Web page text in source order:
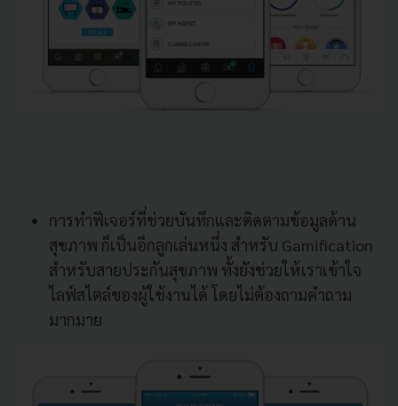
การทำฟีเจอร์ที่ช่วยบันทึกและติดตามข้อมูลด้าน
สุขภาพ ก็เป็นอีกลูกเล่นหนึ่ง สำหรับ Gamification
สำหรับสายประกันสุขภาพ ทั้งยังช่วยให้เราเข้าใจ
ไลฟ์สไตล์ของผู้ใช้งานได้ โดยไม่ต้องถามคำถาม
มากมาย